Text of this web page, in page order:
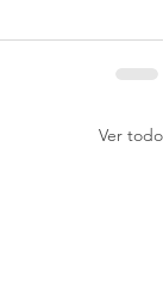
Ver todo